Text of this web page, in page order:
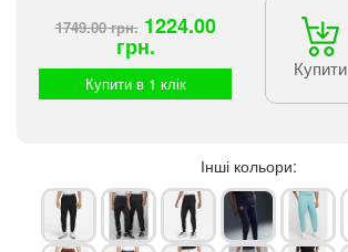
1749.00 грн. 1224.00
грн.
Купити в 1 клік
Купити
Інші кольори: